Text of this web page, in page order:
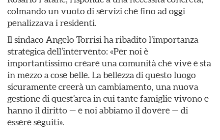
colmando un vuoto di servizi che fino ad oggi
penalizzava i residenti.
Il sindaco Angelo Torrisi ha ribadito l’importanza
strategica dell’intervento: «Per noi è
importantissimo creare una comunità che vive e sta
in mezzo a cose belle. La bellezza di questo luogo
sicuramente creerà un cambiamento, una nuova
gestione di quest’area in cui tante famiglie vivono e
hanno il diritto — e noi abbiamo il dovere — di
essere seguiti».